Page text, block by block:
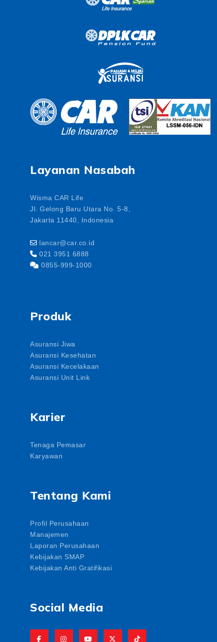
Layanan Nasabah
Wisma CAR Life
Jl. Gelong Baru Utara No. 5-8,
Jakarta 11440, Indonesia
lancar@car.co.id
021 3951 6888
0855-999-1000
Produk
Asuransi Jiwa
Asuransi Kesehatan
Asuransi Kecelakaan
Asuransi Unit Link
Karier
Tenaga Pemasar
Karyawan
Tentang Kami
Profil Perusahaan
Manajemen
Laporan Perusahaan
Kebijakan SMAP
Kebijakan Anti Gratifikasi
Social Media